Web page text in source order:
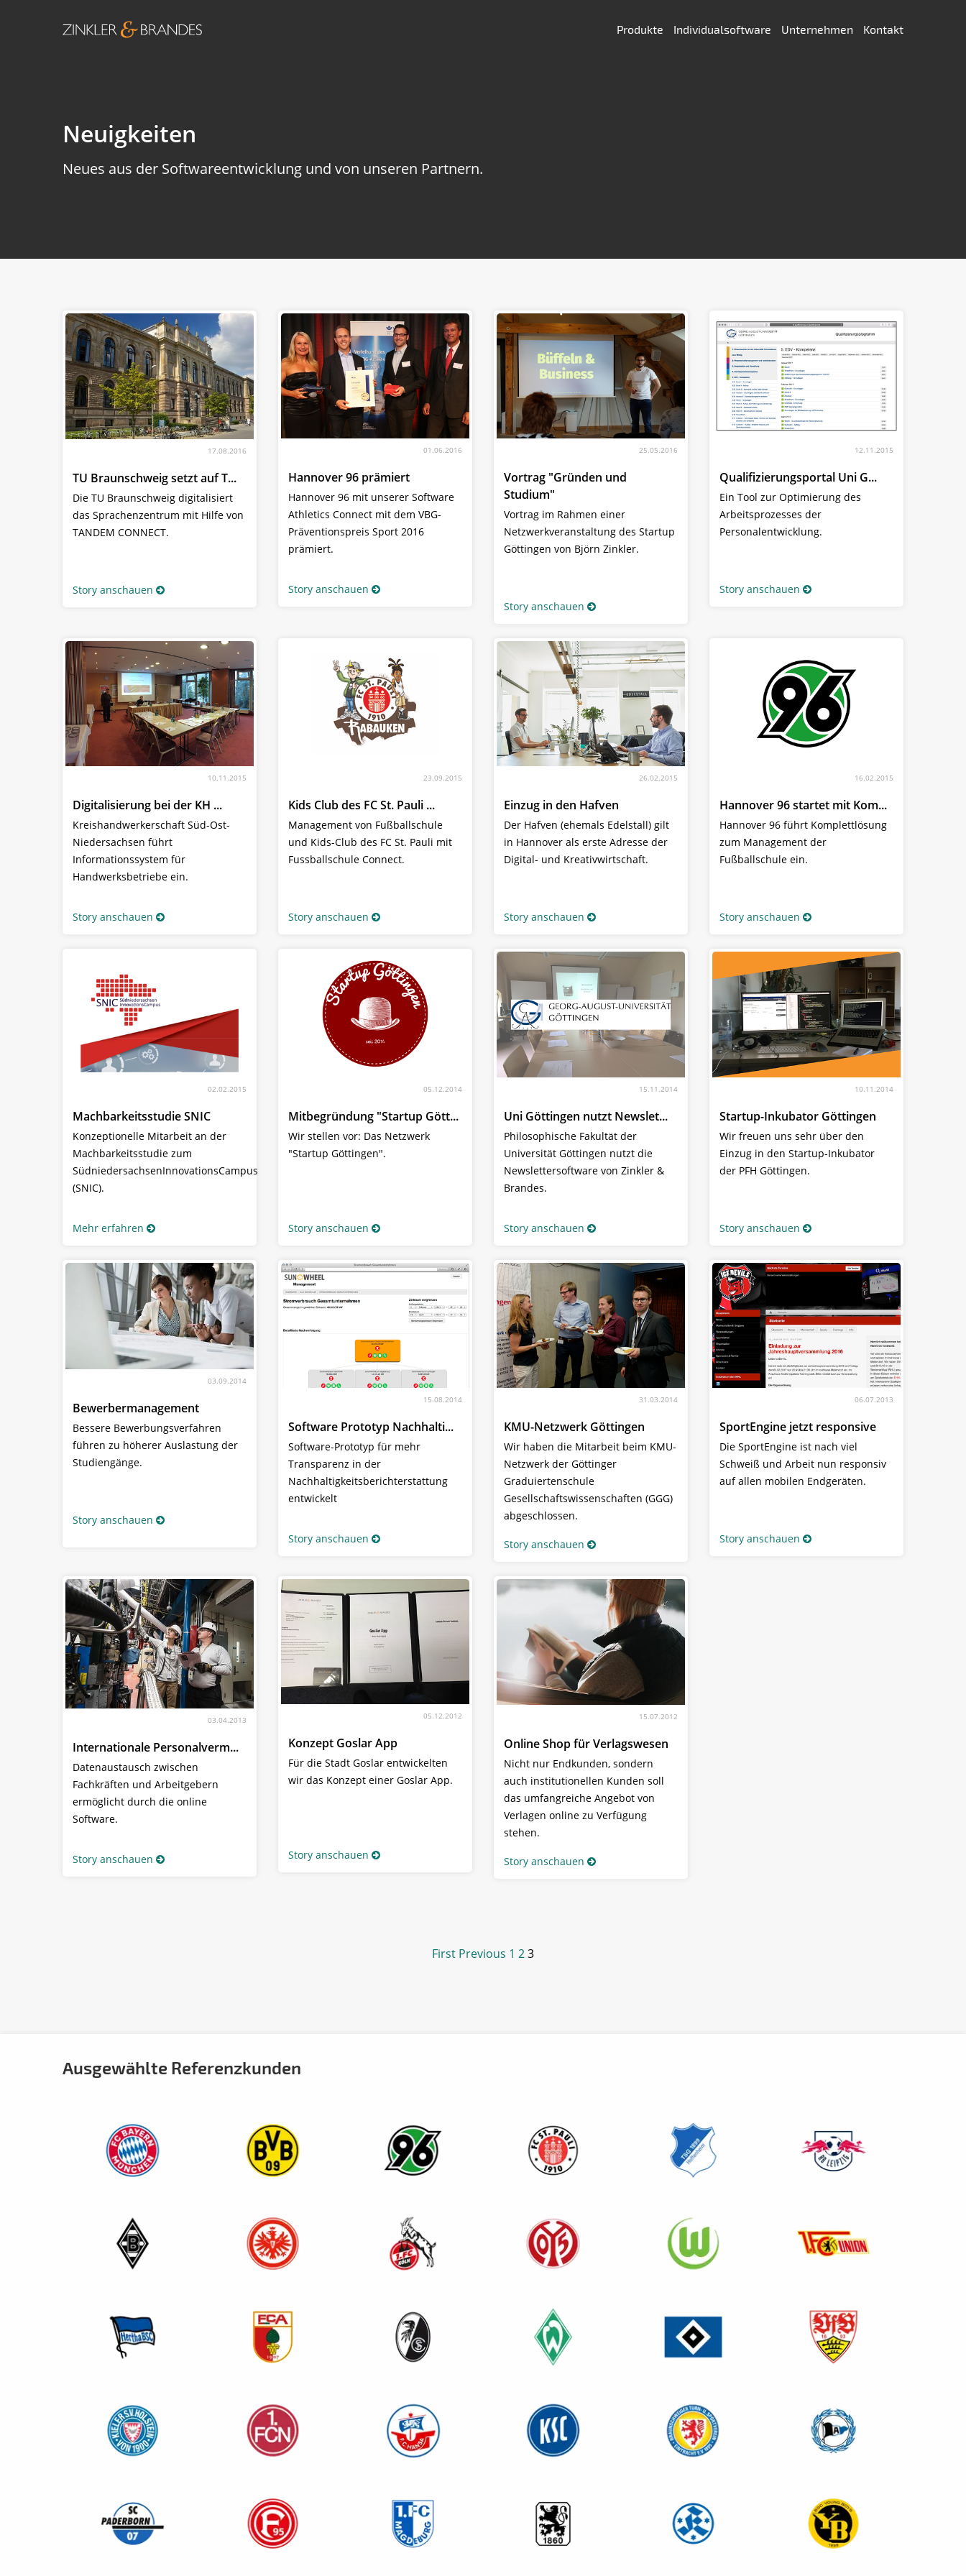
Produkte Individualsoftware Unternehmen Kontakt
Neuigkeiten
Neues aus der Softwareentwicklung und von unseren Partnern.
17.08.2016
TU Braunschweig setzt auf T...
Die TU Braunschweig digitalisiert
das Sprachenzentrum mit Hilfe von
TANDEM CONNECT.
Story anschauen
01.06.2016
Hannover 96 prämiert
Hannover 96 mit unserer Software
Athletics Connect mit dem VBG-
Präventionspreis Sport 2016
prämiert.
Story anschauen
25.05.2016
Vortrag "Gründen und
Studium"
Vortrag im Rahmen einer
Netzwerkveranstaltung des Startup
Göttingen von Björn Zinkler.
Story anschauen
12.11.2015
Qualifizierungsportal Uni G...
Ein Tool zur Optimierung des
Arbeitsprozesses der
Personalentwicklung.
Story anschauen
10.11.2015
Digitalisierung bei der KH ...
Kreishandwerkerschaft Süd-Ost-
Niedersachsen führt
Informationssystem für
Handwerksbetriebe ein.
Story anschauen
23.09.2015
Kids Club des FC St. Pauli ...
Management von Fußballschule
und Kids-Club des FC St. Pauli mit
Fussballschule Connect.
Story anschauen
26.02.2015
Einzug in den Hafven
Der Hafven (ehemals Edelstall) gilt
in Hannover als erste Adresse der
Digital- und Kreativwirtschaft.
Story anschauen
16.02.2015
Hannover 96 startet mit Kom...
Hannover 96 führt Komplettlösung
zum Management der
Fußballschule ein.
Story anschauen
02.02.2015
Machbarkeitsstudie SNIC
Konzeptionelle Mitarbeit an der
Machbarkeitsstudie zum
SüdniedersachsenInnovationsCampus
(SNIC).
Mehr erfahren
05.12.2014
Mitbegründung "Startup Gött...
Wir stellen vor: Das Netzwerk
"Startup Göttingen".
Story anschauen
15.11.2014
Uni Göttingen nutzt Newslet...
Philosophische Fakultät der
Universität Göttingen nutzt die
Newslettersoftware von Zinkler &
Brandes.
Story anschauen
10.11.2014
Startup-Inkubator Göttingen
Wir freuen uns sehr über den
Einzug in den Startup-Inkubator
der PFH Göttingen.
Story anschauen
03.09.2014
Bewerbermanagement
Bessere Bewerbungsverfahren
führen zu höherer Auslastung der
Studiengänge.
Story anschauen
15.08.2014
Software Prototyp Nachhalti...
Software-Prototyp für mehr
Transparenz in der
Nachhaltigkeitsberichterstattung
entwickelt
Story anschauen
31.03.2014
KMU-Netzwerk Göttingen
Wir haben die Mitarbeit beim KMU-
Netzwerk der Göttinger
Graduiertenschule
Gesellschaftswissenschaften (GGG)
abgeschlossen.
Story anschauen
06.07.2013
SportEngine jetzt responsive
Die SportEngine ist nach viel
Schweiß und Arbeit nun responsiv
auf allen mobilen Endgeräten.
Story anschauen
03.04.2013
Internationale Personalverm...
Datenaustausch zwischen
Fachkräften und Arbeitgebern
ermöglicht durch die online
Software.
Story anschauen
05.12.2012
Konzept Goslar App
Für die Stadt Goslar entwickelten
wir das Konzept einer Goslar App.
Story anschauen
15.07.2012
Online Shop für Verlagswesen
Nicht nur Endkunden, sondern
auch institutionellen Kunden soll
das umfangreiche Angebot von
Verlagen online zu Verfügung
stehen.
Story anschauen
First Previous 1 23
Ausgewählte Referenzkunden